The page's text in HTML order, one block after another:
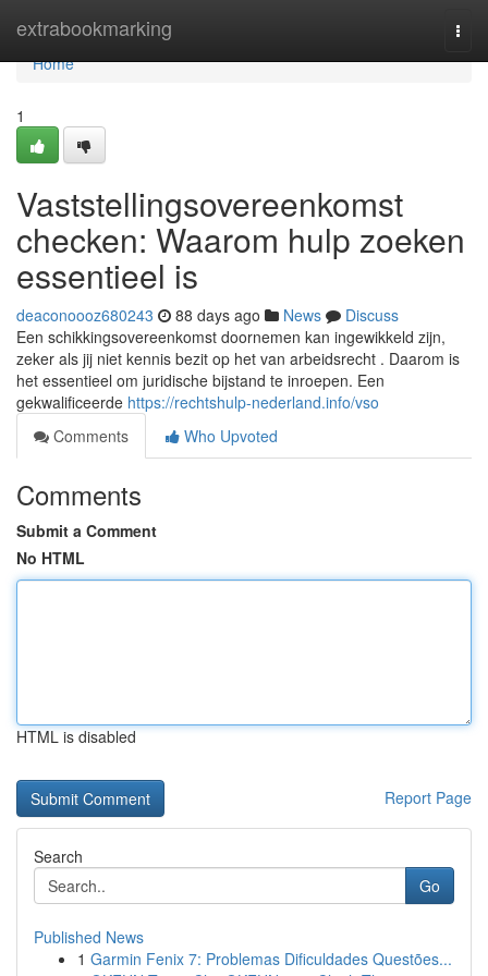
extrabookmarking
Home
Home
1
Vaststellingsovereenkomst
checken: Waarom hulp zoeken
essentieel is
deaconoooz680243 88 days ago News
Discuss
Een schikkingsovereenkomst doornemen kan ingewikkeld zijn,
zeker als jij niet kennis bezit op het van arbeidsrecht . Daarom is
het essentieel om juridische bijstand te inroepen. Een
gekwalificeerde https://rechtshulp-nederland.info/vso
Comments
Who Upvoted
Comments
Submit a Comment
No HTML
HTML is disabled
Report Page
Search
Go
Published News
1 Garmin Fenix 7: Problemas Dificuldades Questões...